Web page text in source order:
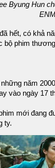
Byung Hun
hết, có khả
bộ phim
năm
vào ngày 17
mới đang
ty.